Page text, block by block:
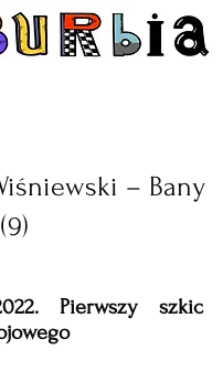
– Bany
Pierwszy szkic